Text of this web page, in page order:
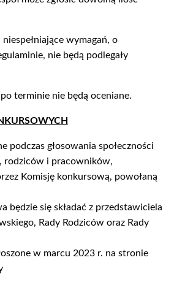
wymagań, o
nie będą podlegały
terminie nie będą oceniane.
podczas głosowania społeczności
rodziców i pracowników,
Komisję konkursową, powołaną
będzie się składać z przedstawiciela
Rady Rodziców oraz Rady
w marcu 2023 r. na stronie